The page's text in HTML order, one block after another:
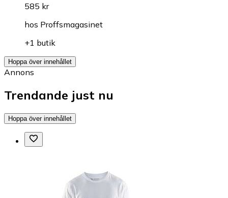
585 kr
hos Proffsmagasinet
+1 butik
Hoppa över innehållet
Annons
Trendande just nu
Hoppa över innehållet